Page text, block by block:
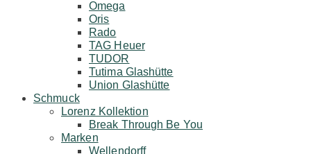
Omega
Oris
Rado
TAG Heuer
TUDOR
Tutima Glashütte
Union Glashütte
Schmuck
Lorenz Kollektion
Break Through Be You
Marken
Wellendorff